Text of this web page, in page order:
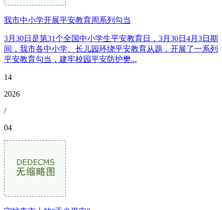
我市中小学开展平安教育周系列勾当
3月30日是第31个全国中小学生平安教育日，3月30日4月3日期
间，我市各中小学、长儿园环绕平安教育从题，开展了一系列
平安教育勾当，建牢校园平安防护樊...
14
2026
/
04